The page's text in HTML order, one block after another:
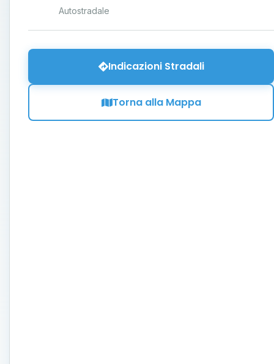
Autostradale
Indicazioni Stradali
Torna alla Mappa